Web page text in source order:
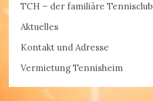
TCH – der familiäre Tennisclub
Aktuelles
Kontakt und Adresse
Vermietung Tennisheim